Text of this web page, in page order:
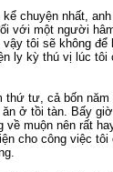
chuyện nhất, anh
với một người
vậy tôi sẽ không
ly kỳ thú vị lúc tôi
thứ tư, cả bốn
ở tồi tàn. Bấy
về muộn nên rất
cho công việc